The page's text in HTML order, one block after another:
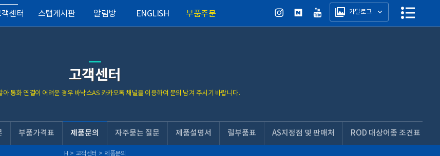
센터 스탭게시판 알림방 ENGLISH 부품주문 카달로그
고객센터
아 통화 연결이 어려운 경우 바낙스AS 카카오톡 채널을 이용하여 문의 남겨 주시기 바랍니다.
부품가격표 제품문의 자주묻는 질문 제품설명서 릴부품표 AS지정점 및 판매처 ROD 대상어종 조견표
H > 고객센터 > 제품문의